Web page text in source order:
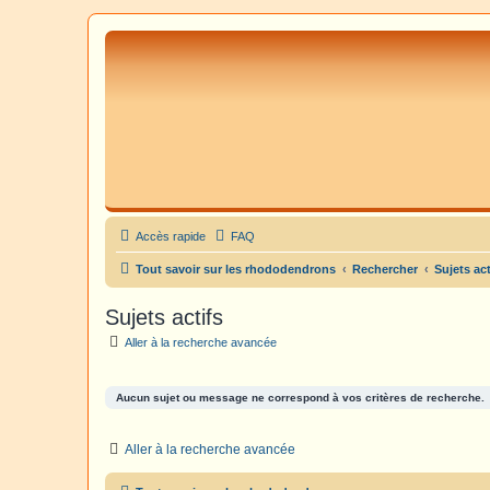
Accès rapide FAQ
Tout savoir sur les rhododendrons Rechercher Sujets
Sujets actifs
Aller à la recherche avancée
Aucun sujet ou message ne correspond à vos critères de recherche.
Aller à la recherche avancée